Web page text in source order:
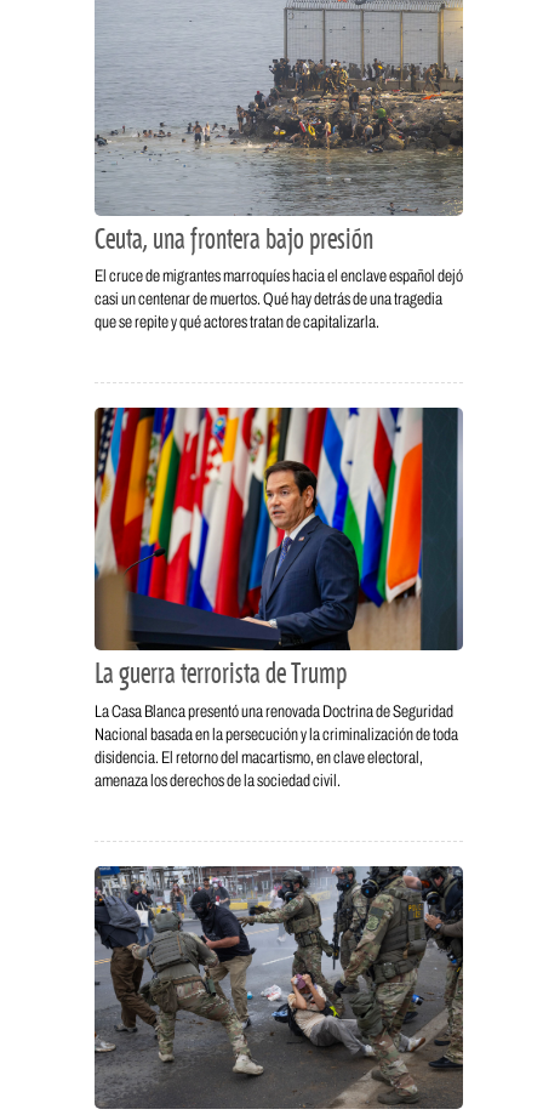
Ceuta, una frontera bajo presión
El cruce de migrantes marroquíes hacia el enclave español dejó
casi un centenar de muertos. Qué hay detrás de una tragedia
que se repite y qué actores tratan de capitalizarla.
La guerra terrorista de Trump
La Casa Blanca presentó una renovada Doctrina de Seguridad
Nacional basada en la persecución y la criminalización de toda
disidencia. El retorno del macartismo, en clave electoral,
amenaza los derechos de la sociedad civil.